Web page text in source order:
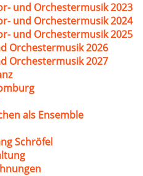
und Orchestermusik 2023
und Orchestermusik 2024
und Orchestermusik 2025
Orchestermusik 2026
Orchestermusik 2027
als Ensemble
Schröfel